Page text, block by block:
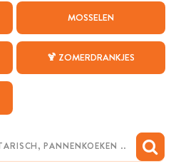
MOSSELEN
🍹 ZOMERDRANKJES